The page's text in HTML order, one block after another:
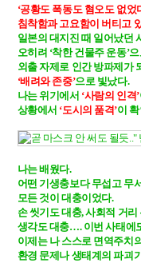
‘공황도 폭동도 혐오도 없었
침착함과 고요함이 버티고
일본의 대지진 때 일어났던
오히려 ‘착한 건물주 운동’
‘배려와 존중’으로 빛났다.
나는 위기에서 ‘사람의 인격’
상황에서 ‘도시의 품격’이
나는 배웠다.
어떤 기생충보다 무섭고 무
모든 것이 대충이었다.
손 씻기도 대충, 사회적 거
생각도 대충…. 이번 사태에
이제는 나 스스로 면역주치
환경 문제나 생태계의 파괴